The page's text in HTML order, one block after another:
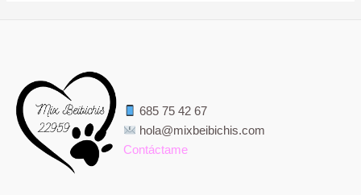
685 75 42 67
hola@mixbeibichis.com
Contáctame